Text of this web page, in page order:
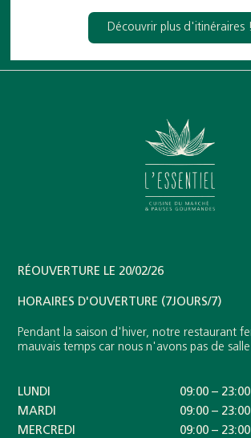
Découvrir plus d'itinéraires !
RÉOUVERTURE LE 20/02/26
HORAIRES D'OUVERTURE (7JOURS/7)
Pendant la saison d'hiver, notre restaurant
mauvais temps car nous n'avons pas de
LUNDI
MARDI
MERCREDI
09:00 – 23:00
09:00 – 23:00
09:00 – 23:00